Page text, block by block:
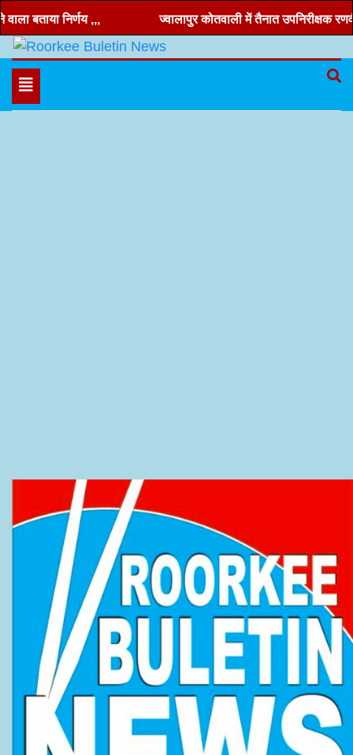
Skip
to
content
निर्णय ,,, ज्वालापुर कोतवाली में तैनात उपनिरीक्षक रणवीर
Roorkee Buletin News
Hindi news, roorkee news, Uttarakhand news
Toggle
navigation